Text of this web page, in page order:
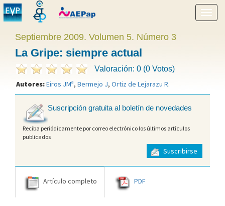
menú
Septiembre 2009. Volumen 5. Número 3
La Gripe: siempre actual
Valoración: 0 (0 Votos)
Autores:Eiros JMª, Bermejo J, Ortiz de Lejarazu R.
Suscripción gratuita al boletín de novedades
Reciba periódicamente por correo electrónico los últimos artículos
publicados
Suscribirse
Artículo completo PDF